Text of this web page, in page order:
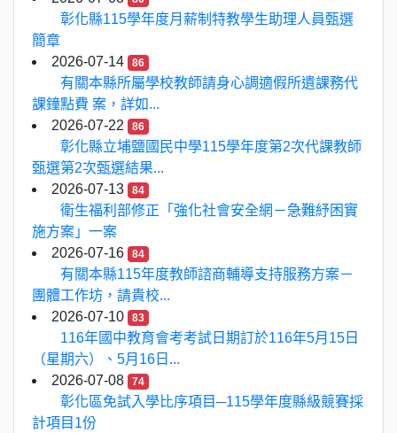
彰化縣115學年度月薪制特教學生助理人員甄選
簡章
2026-07-14
86
有關本縣所屬學校教師請身心調適假所遺課務代
課鐘點費 案，詳如...
2026-07-22
86
彰化縣立埔鹽國民中學115學年度第2次代課教師
甄選第2次甄選結果...
2026-07-13
84
衛生福利部修正「強化社會安全網－急難紓困實
施方案」一案
2026-07-16
84
有關本縣115年度教師諮商輔導支持服務方案－
團體工作坊，請貴校...
2026-07-10
83
116年國中教育會考考試日期訂於116年5月15日
（星期六）、5月16日...
2026-07-08
74
彰化區免試入學比序項目─115學年度縣級競賽採
計項目1份